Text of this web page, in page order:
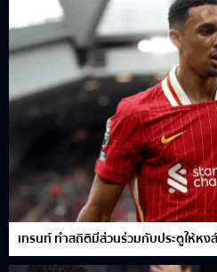
เทรนท์ ทำสถิติมีส่วนร่วมกับประตูให้หง